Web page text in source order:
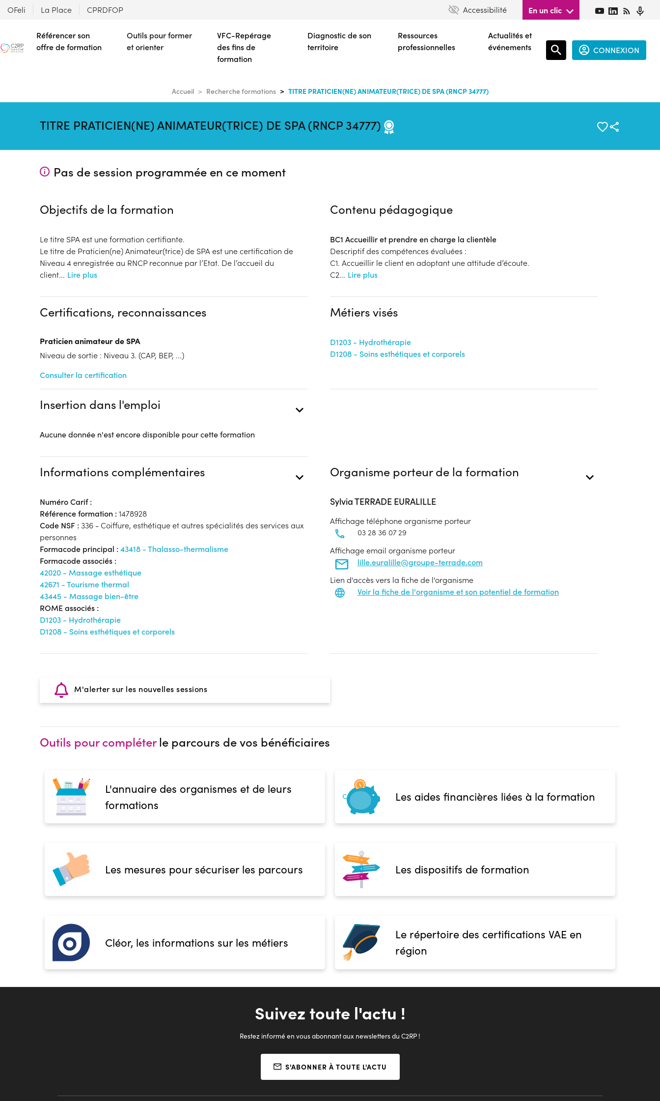
contenu
principal
OFeli La Place CPRDFOP Accessibilité En un clic
Référencer son
offre de formation
Outils pour former
et orienter
VFC-Repérage
des fins de
formation
Diagnostic de son
territoire
Ressources
professionnelles
Actualités et
événements
CONNEXION
Accueil Recherche formations TITRE PRATICIEN(NE) ANIMATEUR(TRICE) DE SPA (RNCP 34777)
TITRE PRATICIEN(NE) ANIMATEUR(TRICE) DE SPA (RNCP 34777)
Pas de session programmée en ce moment
Objectifs de la formation
Le titre SPA est une formation certifiante.
Le titre de Praticien(ne) Animateur(trice) de SPA est une certification de
Niveau 4 enregistrée au RNCP reconnue par l’Etat. De l’accueil du
client... Lire plus
Contenu pédagogique
BC1 Accueillir et prendre en charge la clientèle
Descriptif des compétences évaluées :
C1. Accueillir le client en adoptant une attitude d’écoute.
C2... Lire plus
Certifications, reconnaissances
Praticien animateur de SPA
Niveau de sortie : Niveau 3. (CAP, BEP, ...)
Consulter la certification
Métiers visés
D1203 - Hydrothérapie
D1208 - Soins esthétiques et corporels
Insertion dans l'emploi
Aucune donnée n'est encore disponible pour cette formation
Informations complémentaires
Numéro Carif :
Référence formation : 1478928
Code NSF : 336 - Coiffure, esthétique et autres spécialités des services aux
personnes
Formacode principal : 43418 - Thalasso-thermalisme
Formacode associés :
42020 - Massage esthétique
42671 - Tourisme thermal
43445 - Massage bien-être
ROME associés :
D1203 - Hydrothérapie
D1208 - Soins esthétiques et corporels
Organisme porteur de la formation
Sylvia TERRADE EURALILLE
Affichage téléphone organisme porteur
03 28 36 07 29
Affichage email organisme porteur
lille.euralille@groupe-terrade.com
Lien d'accès vers la fiche de l'organisme
Voir la fiche de l'organisme et son potentiel de formation
M'alerter sur les nouvelles sessions
Outils pour compléterle parcours de vos bénéficiaires
L'annuaire des organismes et de leurs
formations
Les aides financières liées à la formation
Les mesures pour sécuriser les parcours Les dispositifs de formation
Cléor, les informations sur les métiers
Le répertoire des certifications VAE en
région
Suivez toute l'actu !
Restez informé en vous abonnant aux newsletters du C2RP !
S'ABONNER À TOUTE L'ACTU